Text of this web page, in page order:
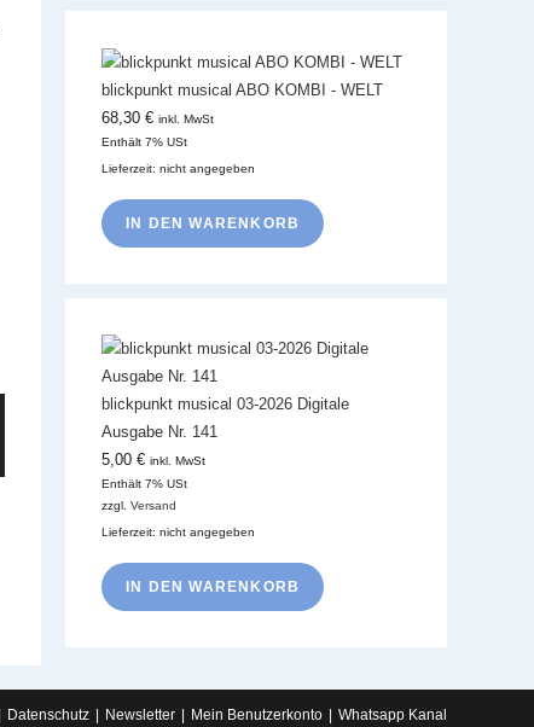
blickpunkt musical ABO KOMBI - WELT
68,30 € inkl. MwSt
Enthält 7% USt
Lieferzeit: nicht angegeben
IN DEN WARENKORB
blickpunkt musical 03-2026 Digitale
Ausgabe Nr. 141
5,00 € inkl. MwSt
Enthält 7% USt
zzgl. Versand
Lieferzeit: nicht angegeben
IN DEN WARENKORB
Datenschutz Newsletter Mein Benutzerkonto Whatsapp Kanal